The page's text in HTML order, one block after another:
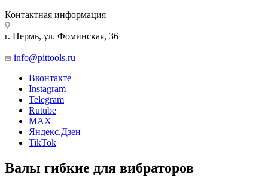
Контактная информация
г. Пермь, ул. Фоминская, 36
info@pittools.ru
Вконтакте
Instagram
Telegram
Rutube
MAX
Яндекс.Дзен
TikTok
Валы гибкие для вибраторов